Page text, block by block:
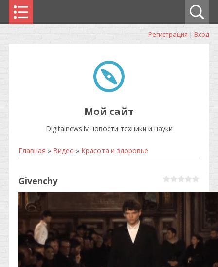
Регистрация | Вход
Мой сайт
Digitalnews.lv новости техники и науки
Главная » Видео » Красота и здоровье
Givenchy